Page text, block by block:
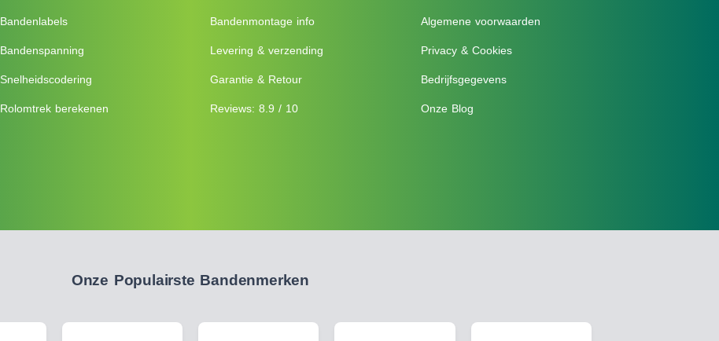
Bandenlabels
Bandenspanning
Snelheidscodering
Rolomtrek berekenen
Bandenmontage info
Levering & verzending
Garantie & Retour
Reviews: 8.9 / 10
Algemene voorwaarden
Privacy & Cookies
Bedrijfsgegevens
Onze Blog
Onze Populairste Bandenmerken